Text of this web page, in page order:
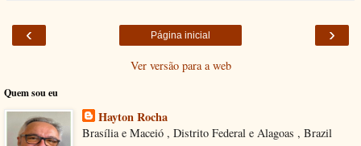
‹ ›
Página inicial
Ver versão para a web
Quem sou eu
Hayton Rocha
Brasília e Maceió , Distrito Federal e Alagoas , Brazil